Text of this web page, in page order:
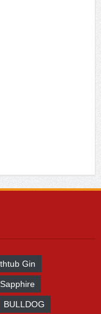
Gin
BULLDOG